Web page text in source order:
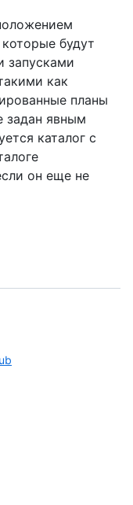
будут
запусками
как
планы
задан явным
каталог с
он еще не